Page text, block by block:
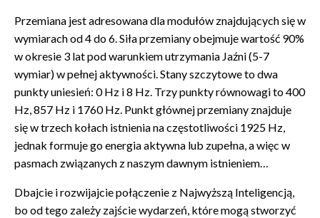
Przemiana jest adresowana dla modułów znajdujących się w
wymiarach od 4 do 6. Siła przemiany obejmuje wartość 90%
w okresie 3 lat pod warunkiem utrzymania Jaźni (5-7
wymiar) w pełnej aktywności. Stany szczytowe to dwa
punkty uniesień: 0 Hz i 8 Hz. Trzy punkty równowagi to 400
Hz, 857 Hz i 1760 Hz. Punkt głównej przemiany znajduje
się w trzech kołach istnienia na częstotliwości 1925 Hz,
jednak formuje go energia aktywna lub zupełna, a więc w
pasmach związanych z naszym dawnym istnieniem…
Dbajcie i rozwijajcie połączenie z Najwyższą Inteligencją,
bo od tego zależy zajście wydarzeń, które mogą stworzyć